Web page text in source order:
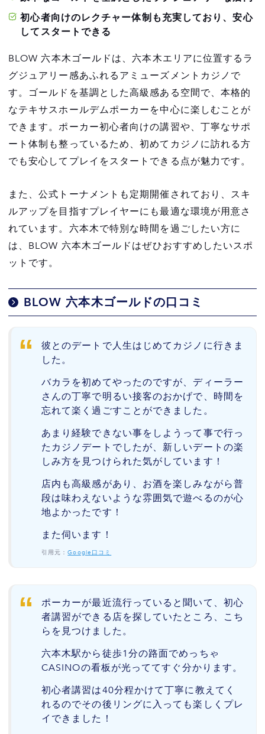
初心者向けのレクチャー体制も充実しており、安心
してスタートできる
BLOW 六本木ゴールドは、六本木エリアに位置するラ
グジュアリー感あふれるアミューズメントカジノで
す。ゴールドを基調とした高級感ある空間で、本格的
なテキサスホールデムポーカーを中心に楽しむことが
できます。ポーカー初心者向けの講習や、丁寧なサポ
ート体制も整っているため、初めてカジノに訪れる方
でも安心してプレイをスタートできる点が魅力です。
また、公式トーナメントも定期開催されており、スキ
ルアップを目指すプレイヤーにも最適な環境が用意さ
れています。六本木で特別な時間を過ごしたい方に
は、BLOW 六本木ゴールドはぜひおすすめしたいスポ
ットです。
BLOW 六本木ゴールドの口コミ
彼とのデートで人生はじめてカジノに行きま
した。
バカラを初めてやったのですが、ディーラー
さんの丁寧で明るい接客のおかげで、時間を
忘れて楽く過ごすことができました。
あまり経験できない事をしようって事で行っ
たカジノデートでしたが、新しいデートの楽
しみ方を見つけられた気がしています！
店内も高級感があり、お酒を楽しみながら普
段は味わえないような雰囲気で遊べるのが心
地よかったです！
また伺います！
引用元：Google口コミ
ポーカーが最近流行っていると聞いて、初心
者講習ができる店を探していたところ、こち
らを見つけました。
六本木駅から徒歩1分の路面でめっちゃ
CASINOの看板が光っててすぐ分かります。
初心者講習は40分程かけて丁寧に教えてく
れるのでその後リングに入っても楽しくプレ
イできました！